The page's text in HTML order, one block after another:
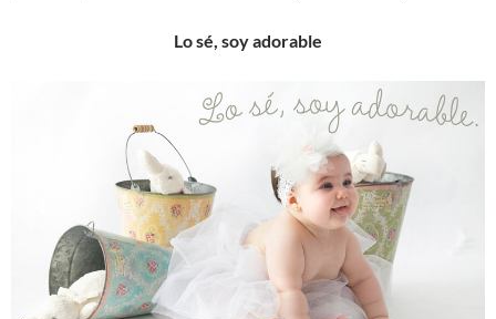
Lo sé, soy adorable